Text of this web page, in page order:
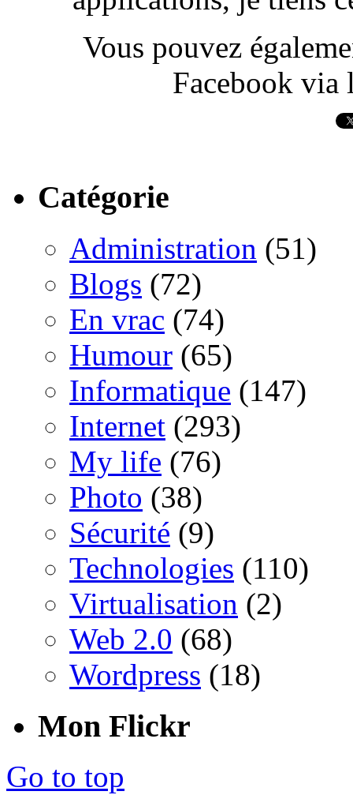
Vous pouvez
Facebook via
Catégorie
Administration (51)
Blogs (72)
En vrac (74)
Humour (65)
Informatique (147)
Internet (293)
My life (76)
Photo (38)
Sécurité (9)
Technologies (110)
Virtualisation (2)
Web 2.0 (68)
Wordpress (18)
Mon Flickr
Go to top